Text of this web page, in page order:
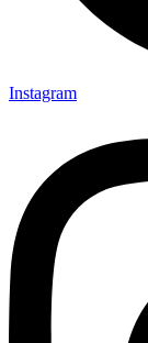
Instagram